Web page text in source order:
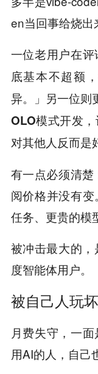
en当回事给烧出
一位老用户在
底基本不超额
异。
」另一位则
OLO模式开发
对其他人反而是
有一点必须清
阅价格并没有
任务、更贵的模
被冲击最大的
度智能体用户。
被自己人玩
月费失守，一
用AI的人，自己